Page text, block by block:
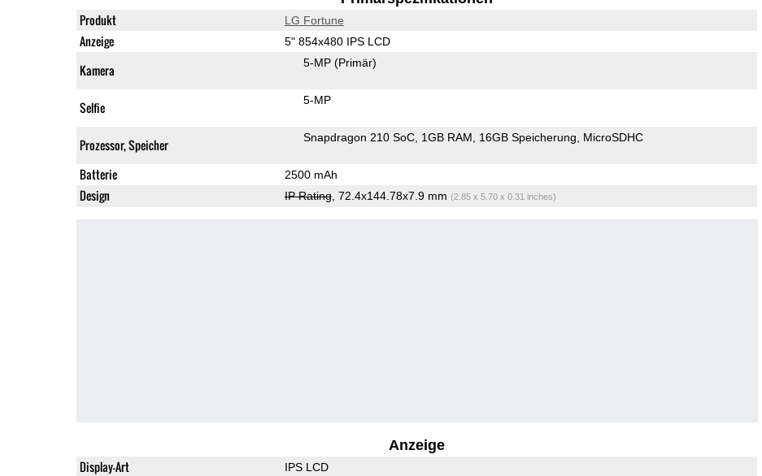
Produkt LG Fortune
Anzeige 5" 854x480 IPS LCD
Kamera 5-MP (Primär)
Selfie 5-MP
Prozessor, Speicher Snapdragon 210 SoC 1GB RAM 16GB Speicherung MicroSDHC
Batterie 2500 mAh
Design IP Rating, 72.4x144.78x7.9 mm (2.85 x 5.70 x 0.31 inches)
Anzeige
Display-Art IPS LCD